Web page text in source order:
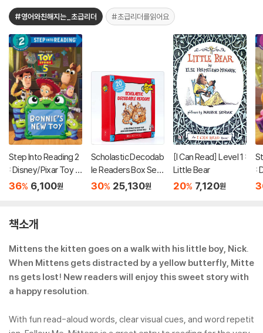
#영어와친해지는_초급리더 #초급리더를읽어요
Step Into Reading 2
: Disney/Pixar Toy S
tory 5 : Bonnie's Ne
36% 6,100원
Scholastic Decodab
le Readers Box Set
Level A (StoryPlus
30% 25,130원
[I Can Read] Level 1 :
Little Bear
20% 7,120원
:
책소개
Mittens the kitten goes on a walk with his little boy, Nick.
When Mittens gets distracted by a yellow butterfly, Mitte
ns gets lost! New readers will enjoy this sweet story with
a happy resolution.
With fun read-aloud words, clear visual cues, and word repetit